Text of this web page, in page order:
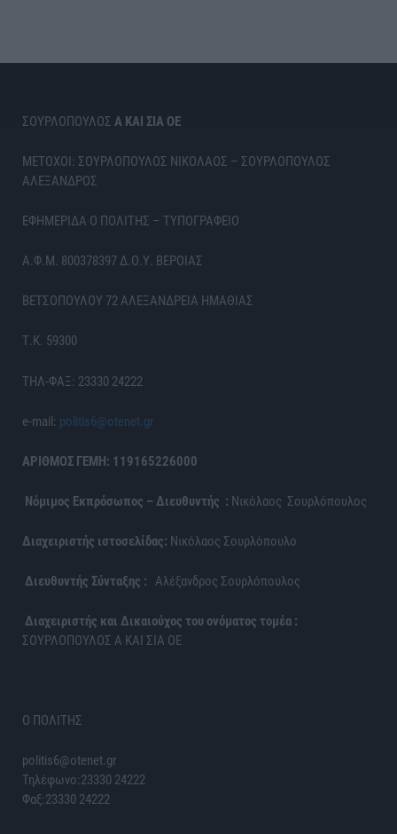
ΣΟΥΡΛΟΠΟΥΛΟΣ Α ΚΑΙ ΣΙΑ ΟΕ
ΜΕΤΟΧΟΙ: ΣΟΥΡΛΟΠΟΥΛΟΣ ΝΙΚΟΛΑΟΣ – ΣΟΥΡΛΟΠΟΥΛΟΣ
ΑΛΕΞΑΝΔΡΟΣ
ΕΦΗΜΕΡΙΔΑ Ο ΠΟΛΙΤΗΣ – ΤΥΠΟΓΡΑΦΕΙΟ
Α.Φ.Μ. 800378397 Δ.Ο.Υ. ΒΕΡΟΙΑΣ
ΒΕΤΣΟΠΟΥΛΟΥ 72 ΑΛΕΞΑΝΔΡΕΙΑ ΗΜΑΘΙΑΣ
Τ.Κ. 59300
ΤΗΛ-ΦΑΞ: 23330 24222
e-mail: politis6@otenet.gr
ΑΡΙΘΜΟΣ ΓΕΜΗ: 119165226000
Νόμιμος Εκπρόσωπος – Διευθυντής : Νικόλαος Σουρλόπουλος
Διαχειριστής ιστοσελίδας: Νικόλαος Σουρλόπουλο
Διευθυντής Σύνταξης : Αλέξανδρος Σουρλόπουλος
Διαχειριστής και Δικαιούχος του ονόματος τομέα :
ΣΟΥΡΛΟΠΟΥΛΟΣ Α ΚΑΙ ΣΙΑ ΟΕ
Ο ΠΟΛΙΤΗΣ
politis6@otenet.gr
Τηλέφωνο:23330 24222
Φαξ:23330 24222